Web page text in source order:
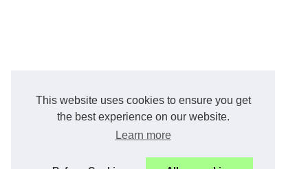
This website uses cookies to ensure you get
the best experience on our website.
Learn more